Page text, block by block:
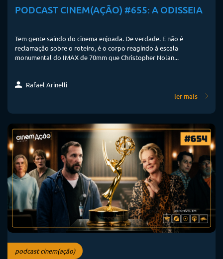
PODCAST CINEM(AÇÃO) #655: A ODISSEIA
Tem gente saindo do cinema enjoada. De verdade. E não é
reclamação sobre o roteiro, é o corpo reagindo à escala
monumental do IMAX de 70mm que Christopher Nolan...
Rafael Arinelli
ler mais
podcast cinem(ação)